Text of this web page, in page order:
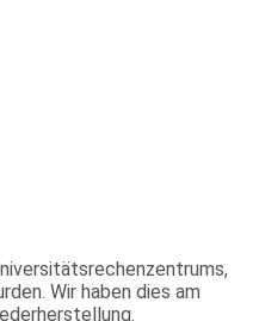
Wir haben dies am